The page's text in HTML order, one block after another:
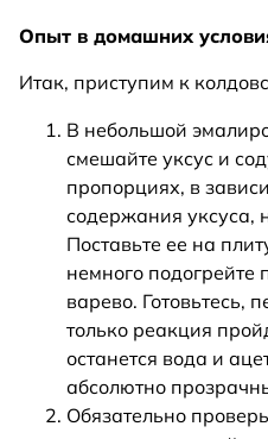
Опыт в домашних
Итак, приступим к
В небольшой
смешайте уксус и
пропорциях, в
содержания уксуса,
Поставьте ее на
немного подогрейте
варево. Готовьтесь,
только реакция
останется вода и
абсолютно
Обязательно